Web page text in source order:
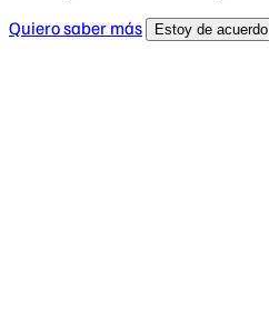
Quiero saber más
Estoy de acuerdo